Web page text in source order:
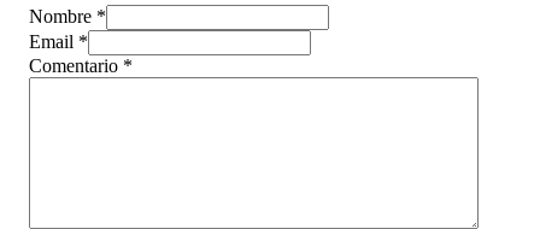
Nombre *
Email *
Comentario *